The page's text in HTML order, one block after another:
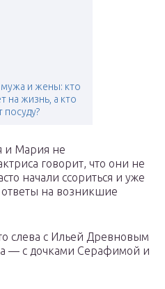
и жены: кто
на жизнь, а кто
посуду?
и Мария не
говорит, что они не
начали ссориться и уже
ответы на возникшие
слева с Ильей Древновым
— с дочками Серафимой и